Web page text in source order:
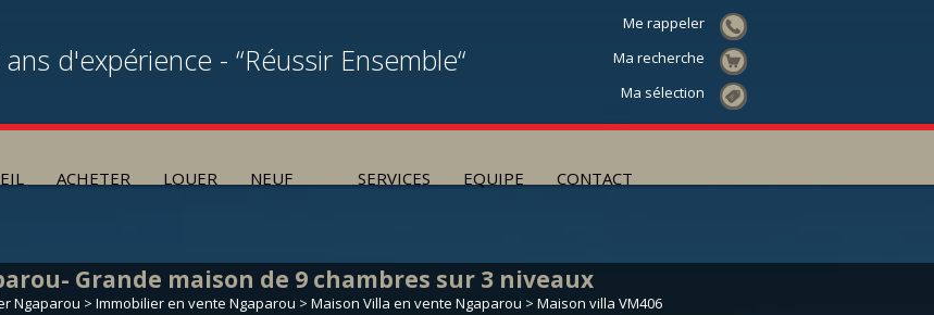
ACHETER LOUER NEUF SERVICES EQUIPE CONTACT
Me rappeler
Ma recherche
Ma sélection
d'expérience - “Réussir Ensemble“
Grande maison de 9 chambres sur 3 niveaux
Ngaparou > Immobilier en vente Ngaparou > Maison Villa en vente Ngaparou > Maison villa VM406